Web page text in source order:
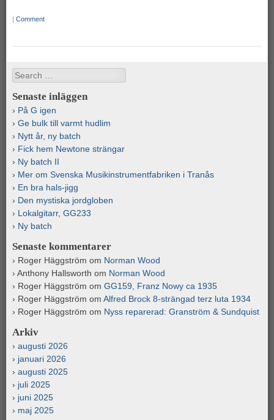
Comment
Search
Senaste inläggen
På G igen
Ge bulk till varmt hudlim
Nytt år, ny batch
Fick hem Newtone strängar
Ny batch II
Mer om Svenska Musikinstrumentfabriken i Tranås
En bra hals-jigg
Den mystiska jordgloben
Lokalgitarr, GG233
Ny batch
Senaste kommentarer
Roger Häggström om Norman Wood
Anthony Hallsworth om Norman Wood
Roger Häggström om GG159, Franz Nowy ca 1935
Roger Häggström om Alfred Brock 8-strängad terz luta 1934
Roger Häggström om Nyss reparerad: Granström & Sundquist
Arkiv
augusti 2026
januari 2026
augusti 2025
juli 2025
juni 2025
maj 2025